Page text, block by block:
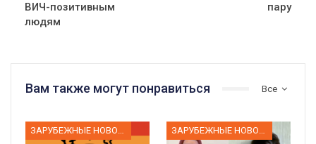
ВИЧ-позитивным
людям
пару
Все
Вам также могут понравиться